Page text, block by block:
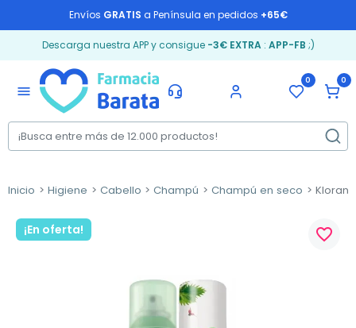
Envíos GRATIS a Península en pedidos +65€
Descarga nuestra APP y consigue -3€ EXTRA: APP-FB ;)
menu
0 0
Inicio Higiene Cabello Champú Champú en seco
¡En oferta! favorite_border